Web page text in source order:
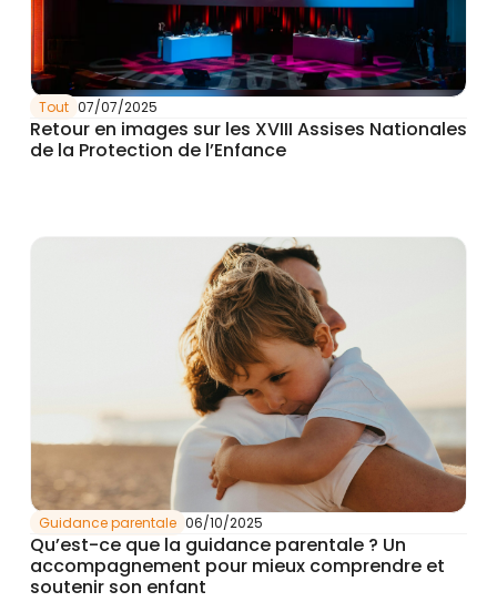
Tout 07/07/2025
Retour en images sur les XVIII Assises Nationales
de la Protection de l’Enfance
Guidance parentale 06/10/2025
Qu’est-ce que la guidance parentale ? Un
accompagnement pour mieux comprendre et
soutenir son enfant